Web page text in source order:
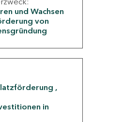
und Wachsen
von
in